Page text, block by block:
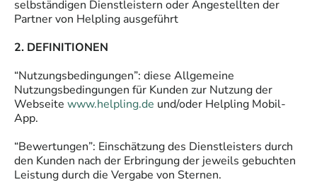
selbständigen Dienstleistern oder Angestellten der
Partner von Helpling ausgeführt
2. DEFINITIONEN
“Nutzungsbedingungen”: diese Allgemeine
Nutzungsbedingungen für Kunden zur Nutzung der
Webseite www.helpling.de und/oder Helpling Mobil-
App.
“Bewertungen”: Einschätzung des Dienstleisters durch
den Kunden nach der Erbringung der jeweils gebuchten
Leistung durch die Vergabe von Sternen.